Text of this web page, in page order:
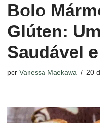
Bolo
Glúten:
Saudável
por Vanessa Maekawa 20